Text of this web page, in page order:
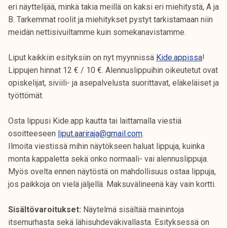
eri näyttelijää, minkä takia meillä on kaksi eri miehitystä, A ja
B. Tarkemmat roolit ja miehitykset pystyt tarkistamaan niin
meidän nettisivuiltamme kuin somekanavistamme.
Liput kaikkiin esityksiin on nyt myynnissä Kide.appissa!
Lippujen hinnat 12 € / 10 €. Alennuslippuihin oikeutetut ovat
opiskelijat, siviili- ja asepalvelusta suorittavat, eläkeläiset ja
työttömät.
Osta lippusi Kide.app kautta tai laittamalla viestiä
osoitteeseen liput.aariraja@gmail.com.
Ilmoita viestissä mihin näytökseen haluat lippuja, kuinka
monta kappaletta sekä onko normaali- vai alennuslippuja.
Myös ovelta ennen näytöstä on mahdollisuus ostaa lippuja,
jos paikkoja on vielä jäljellä. Maksuvälineenä käy vain kortti.
Sisältövaroitukset: Näytelmä sisältää mainintoja
itsemurhasta sekä lähisuhdeväkivallasta. Esityksessä on